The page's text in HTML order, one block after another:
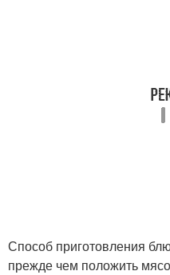
Способ приготовления
прежде чем положить